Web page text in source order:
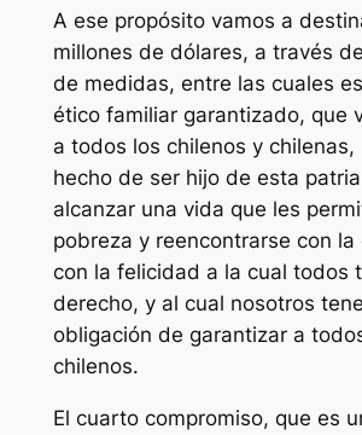
A ese propósito vamos a
millones de dólares, a través
de medidas, entre las cuales
ético familiar garantizado, que
a todos los chilenos y chilenas,
hecho de ser hijo de esta
alcanzar una vida que les
pobreza y reencontrarse con
con la felicidad a la cual todos
derecho, y al cual nosotros
obligación de garantizar a
chilenos.
El cuarto compromiso, que es